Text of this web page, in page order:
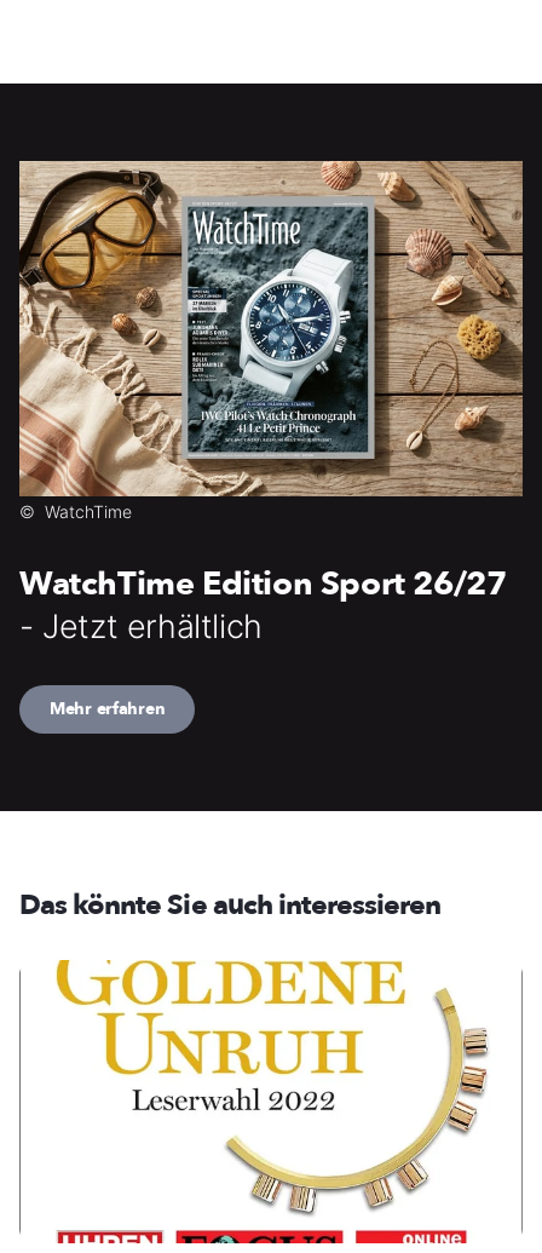
© WatchTime
WatchTime Edition Sport 26/27
- Jetzt erhältlich
Mehr erfahren
Das könnte Sie auch interessieren